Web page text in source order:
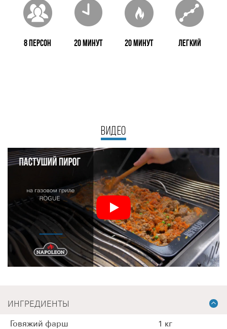
8 персон 20 минут 20 минут Легкий
ВИДЕО
ИНГРЕДИЕНТЫ
Говяжий фарш 1 кг